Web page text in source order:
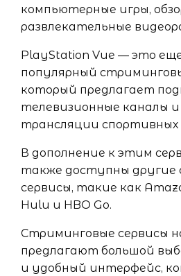
компьютерные игры,
развлекательные
PlayStation Vue — это
популярный
который предлагает
телевизионные каналы
трансляции
В дополнение к этим
также доступны другие
сервисы, такие как
Hulu и HBO Go.
Стриминговые сервисы
предлагают большой
и удобный интерфейс,